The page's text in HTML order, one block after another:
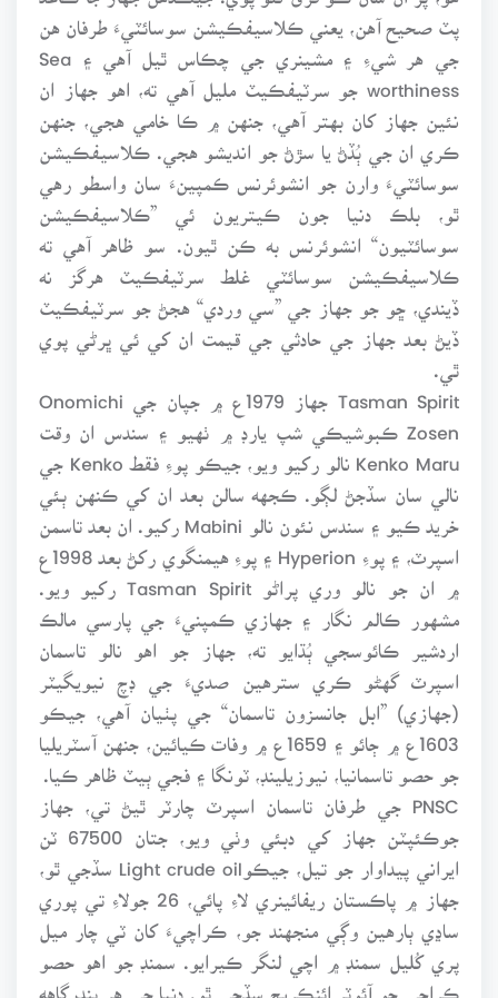
پٽ صحيح آهن، يعني ڪلاسيفڪيشن سوسائٽيءَ طرفان هن
جي هر شيءِ ۽ مشينري جي چڪاس ٿيل آهي ۽ Sea
worthiness جو سرٽيفڪيٽ مليل آهي ته، اهو جهاز ان
نئين جهاز کان بهتر آهي، جنهن ۾ ڪا خامي هجي، جنهن
ڪري ان جي ٻُڏڻ يا سڙڻ جو انديشو هجي. ڪلاسيفڪيشن
سوسائٽيءَ وارن جو انشوئرنس ڪمپينءَ سان واسطو رهي
ٿو، بلڪ دنيا جون ڪيتريون ئي ”ڪلاسيفڪيشن
سوسائٽيون“ انشوئرنس به ڪن ٿيون. سو ظاهر آهي ته
ڪلاسيفڪيشن سوسائٽي غلط سرٽيفڪيٽ هرگز نه
ڏيندي، ڇو جو جهاز جي ”سي وردي“ هجڻ جو سرٽيفڪيٽ
ڏيڻ بعد جهاز جي حادثي جي قيمت ان کي ئي ڀرڻي پوي
ٿي.
Tasman Spirit جهاز 1979ع ۾ جپان جي Onomichi
Zosen ڪبوشيڪي شپ يارڊ ۾ ٺهيو ۽ سندس ان وقت
نالي سان سڏجڻ لڳو. ڪجهه سالن بعد ان کي ڪنهن ٻئي
خريد ڪيو ۽ سندس نئون نالو Mabini رکيو. ان بعد تاسمن
۾ ان جو نالو وري پراڻو Tasman Spirit رکيو ويو.
مشهور ڪالم نگار ۽ جهازي ڪمپنيءَ جي پارسي مالڪ
اردشير ڪائوسجي ٻُڌايو ته، جهاز جو اهو نالو تاسمان
اسپرٽ گهڻو ڪري سترهين صديءَ جي ڊچ نيويگيٽر
(جهازي) ”ابل جانسزون تاسمان“ جي پٺيان آهي، جيڪو
1603ع ۾ ڄائو ۽ 1659ع ۾ وفات ڪيائين، جنهن آسٽريليا
جو حصو تاسمانيا، نيوزيلينڊ، ٽونگا ۽ فجي ٻيٽ ظاهر ڪيا.
PNSC جي طرفان تاسمان اسپرٽ چارٽر ٿيڻ تي، جهاز
ايراني پيداوار جو تيل، جيڪوLight crude oil سڏجي ٿو،
جهاز ۾ پاڪستان ريفائينري لاءِ پائي، 26 جولاءِ تي پوري
ساڍي ٻارهين وڳي منجهند جو، ڪراچيءَ کان ٽي چار ميل
پري کُليل سمنڊ ۾ اچي لنگر ڪيرايو. سمنڊ جو اهو حصو
ڪراچي جو آئوٽر ائنڪريج سڏجي ٿو. دنيا جي هر بندرگاهه